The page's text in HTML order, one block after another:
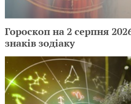
Гороскоп на 2 серпня
знаків зодіаку